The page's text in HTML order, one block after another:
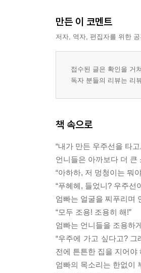
만든 이 코멘트
저자, 역자, 편집자를 위한
접수된 글은 확인을 거
독자 분들의 리뷰는 리
책 속으로
“내가 만든 우주선을 타
언니들은 아까보다 더 큰
“아하하, 저 멍청이는 뭐
“푸헤헤, 들었니? 우주선
엄빠는 얼굴을 찌푸리며
“모두 조용! 조용히 해!”
엄빠는 언니들을 조용하
“우주에 가고 싶다고?
전에 튼튼한 집을 지어야
엄빠의 목소리는 한없이